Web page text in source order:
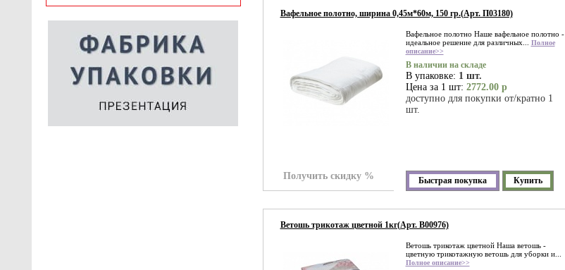
Вафельное полотно, ширина 0,45м*60м, 150 гр.(Арт. П03180)
Вафельное полотно Наше вафельное полотно -
идеальное решение для различных... Полное
описание>>
В наличии на складе
В упаковке: 1 шт.
Цена за 1 шт: 2772.00 р
доступно для покупки от/кратно 1
шт.
Получить скидку % Быстрая покупка Купить
Ветошь трикотаж цветной 1кг(Арт. В00976)
Ветошь трикотаж цветной Наша ветошь -
цветную трикотажную ветошь для уборки и...
Полное описание>>